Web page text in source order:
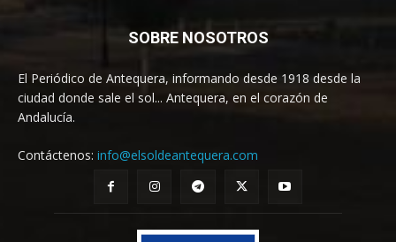
SOBRE NOSOTROS
El Periódico de Antequera, informando desde 1918 desde la
ciudad donde sale el sol... Antequera, en el corazón de
Andalucía.
Contáctenos: info@elsoldeantequera.com